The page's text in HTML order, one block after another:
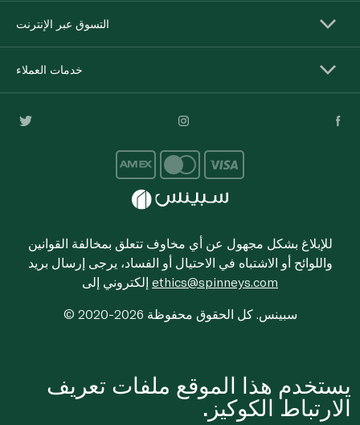
التسوق عبر الإنترنت
خدمات العملاء
للإبلاغ بشكل مجهول عن أي مخاوف تتعلق بمخالفة القوانين
واللوائح أو الاشتباه في الاحتيال أو الفساد، يرجى إرسال بريد
ethics@spinneys.com
© 2020-2026 سبينس. كل الحقوق محفوظة
يستخدم هذا الموقع ملفات تعريف
الارتباط الكوكيز.